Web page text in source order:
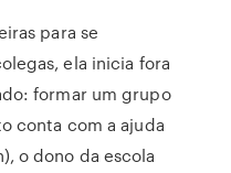
para se
ela inicia fora
formar um grupo
conta com a ajuda
o dono da escola